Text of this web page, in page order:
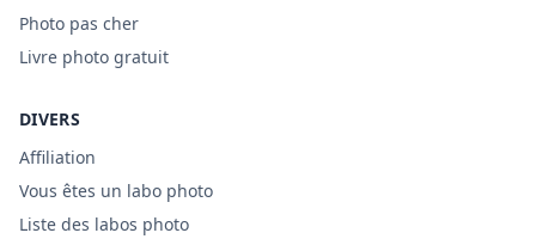
Photo pas cher
Livre photo gratuit
DIVERS
Affiliation
Vous êtes un labo photo
Liste des labos photo